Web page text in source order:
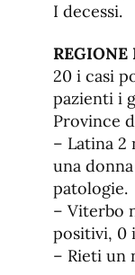
I decessi.
REGIONE
20 i casi
pazienti i
Province
– Latina 2
una
patologie.
– Viterbo
positivi, 0
– Rieti un